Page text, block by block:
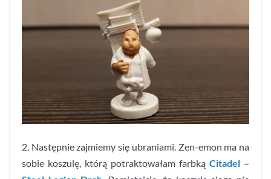
2. Następnie zajmiemy się ubraniami. Zen-emon ma na
sobie koszulę, którą potraktowałam farbką Citadel –